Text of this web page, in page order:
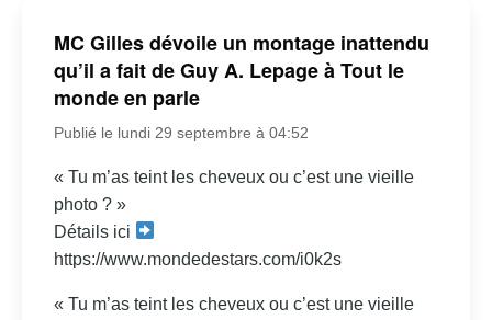
MC Gilles dévoile un montage inattendu
qu’il a fait de Guy A. Lepage à Tout le
monde en parle
Publié le lundi 29 septembre à 04:52
« Tu m’as teint les cheveux ou c’est une vieille
photo ? »
Détails ici
https://www.mondedestars.com/i0k2s
« Tu m’as teint les cheveux ou c’est une vieille